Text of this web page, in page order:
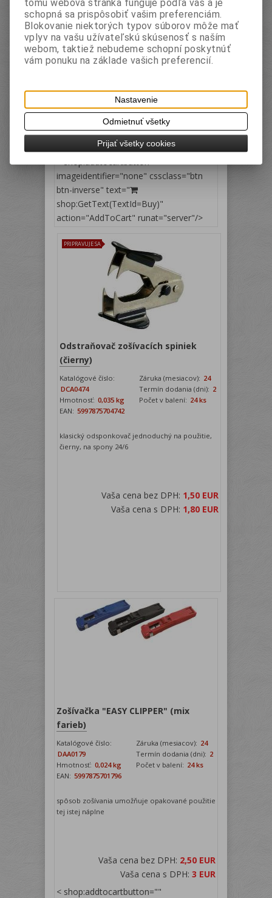
Katalógové číslo:
HAA0167
Záruka (mesiacov):24
Termín dodania (dni): 2
Hmotnosť:0,02 kg Počet v balení:20
balenie
EAN: 5997875701673
Vaša cena bez DPH:0,50 EUR
Vaša cena s DPH:
imageidentifier="none" cssclass="btn
btn-inverse" text="
shop:GetText(TextId=Buy)"
action="AddToCart" runat="server"/>
PRIPRAVUJE SA
Odstraňovač zošívacích spiniek
(čierny)
Katalógové číslo:
DCA0474
Záruka (mesiacov): 24
Termín dodania (dni): 2
Hmotnosť: 0,035 kg Počet v balení: 24 ks
EAN: 5997875704742
klasický odsponkovač jednoduchý na použitie,
čierny, na spony 24/6
Vaša cena bez DPH: 1,50 EUR
Vaša cena s DPH: 1,80 EUR
Zošívačka "EASY CLIPPER" (mix
farieb)
Katalógové číslo:
DAA0179
Záruka (mesiacov): 24
Termín dodania (dni): 2
Hmotnosť: 0,024 kg Počet v balení: 24 ks
EAN: 5997875701796
spôsob zošívania umožňuje opakované použitie
tej istej náplne
Vaša cena bez DPH: 2,50 EUR
Vaša cena s DPH: 3 EUR
< shop:addtocartbutton=""
tomu webová stránka funguje podľa vás a je
schopná sa prispôsobiť vašim preferenciám.
Blokovanie niektorých typov súborov môže mať
vplyv na vašu užívateľskú skúsenosť s naším
webom, taktiež nebudeme schopní poskytnúť
vám ponuku na základe vašich preferencií.
Nastavenie
Odmietnuť všetky
Prijať všetky cookies